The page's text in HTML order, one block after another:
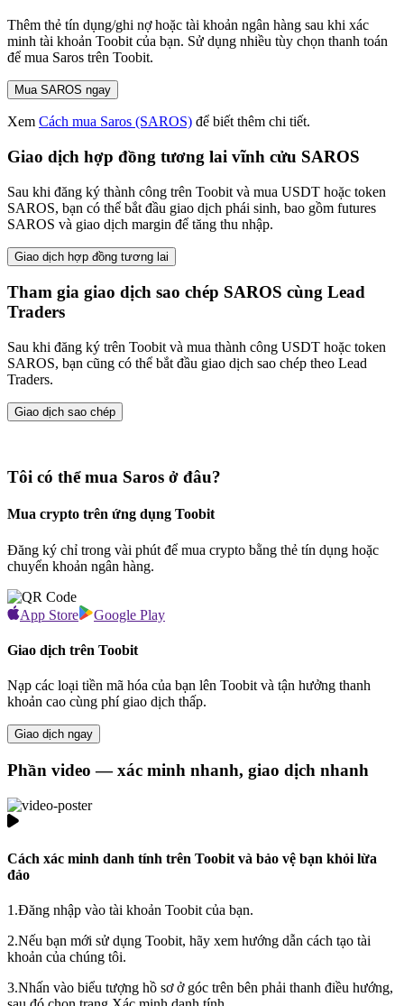
Thêm thẻ tín dụng/ghi nợ hoặc tài khoản ngân hàng sau khi xác
minh tài khoản Toobit của bạn. Sử dụng nhiều tùy chọn thanh toán
để mua Saros trên Toobit.
Mua SAROS ngay
Xem Cách mua Saros (SAROS) để biết thêm chi tiết.
Giao dịch hợp đồng tương lai vĩnh cửu SAROS
Sau khi đăng ký thành công trên Toobit và mua USDT hoặc token
SAROS, bạn có thể bắt đầu giao dịch phái sinh, bao gồm futures
SAROS và giao dịch margin để tăng thu nhập.
Giao dịch hợp đồng tương lai
Tham gia giao dịch sao chép SAROS cùng Lead
Traders
Sau khi đăng ký trên Toobit và mua thành công USDT hoặc token
SAROS, bạn cũng có thể bắt đầu giao dịch sao chép theo Lead
Traders.
Giao dịch sao chép
Tôi có thể mua Saros ở đâu?
Mua crypto trên ứng dụng Toobit
Đăng ký chỉ trong vài phút để mua crypto bằng thẻ tín dụng hoặc
chuyển khoản ngân hàng.
App Store Google Play
Giao dịch trên Toobit
Nạp các loại tiền mã hóa của bạn lên Toobit và tận hưởng thanh
khoản cao cùng phí giao dịch thấp.
Giao dịch ngay
Phần video — xác minh nhanh, giao dịch nhanh
Cách xác minh danh tính trên Toobit và bảo vệ bạn khỏi lừa
đảo
1.Đăng nhập vào tài khoản Toobit của bạn.
2.Nếu bạn mới sử dụng Toobit, hãy xem hướng dẫn cách tạo tài
khoản của chúng tôi.
3.Nhấn vào biểu tượng hồ sơ ở góc trên bên phải thanh điều hướng,